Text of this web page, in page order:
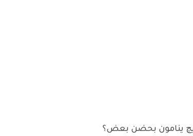
ينامون بحضن بعض؟